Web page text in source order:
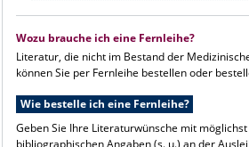
Wozu brauche ich eine Fernleihe?
Literatur, die nicht im Bestand der
können Sie per Fernleihe bestellen oder
Wie bestelle ich eine Fernleihe?
Geben Sie Ihre Literaturwünsche mit
bibliographischen Angaben (s. u.) an der